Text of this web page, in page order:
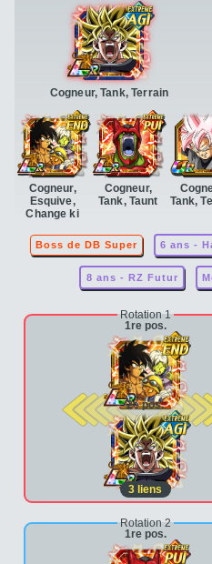
Cogneur, Tank, Terrain
Cogneur,
Esquive,
Change ki
Cogneur,
Tank, Taunt
Tank,
Boss de DB Super 6 ans -
8 ans - RZ Futur
Rotation 1
1re pos.
2e pos.
3 liens
Rotation 2
1re pos.